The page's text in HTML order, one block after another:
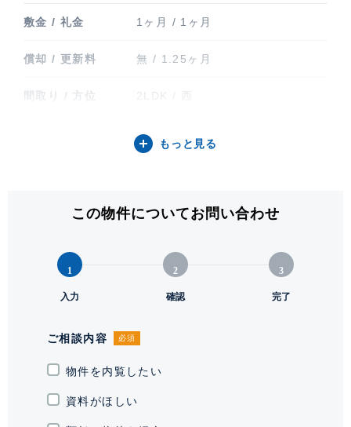
敷金 / 礼金 1ヶ月 / 1ヶ月
償却 / 更新料 無 / 1.25ヶ月
間取り / 方位 2LDK / 西
71.30㎡ (21.56坪)
階建 / 所在階 地上40階 地下2階建 / 5階部分
1989年4月
最新の空き状況はご確認ください
通学区域小学校
もっと見る
この物件についてお問い合わせ
1
入力
2
確認
3
完了
ご相談内容 必須
物件を内覧したい
資料がほしい